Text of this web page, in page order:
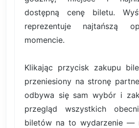
dostępną cenę biletu.
reprezentuje najtańszą
momencie.
Klikając przycisk zakupu
przeniesiony na stronę
odbywa się sam wybór i
przegląd wszystkich
biletów na to wydarzenie —